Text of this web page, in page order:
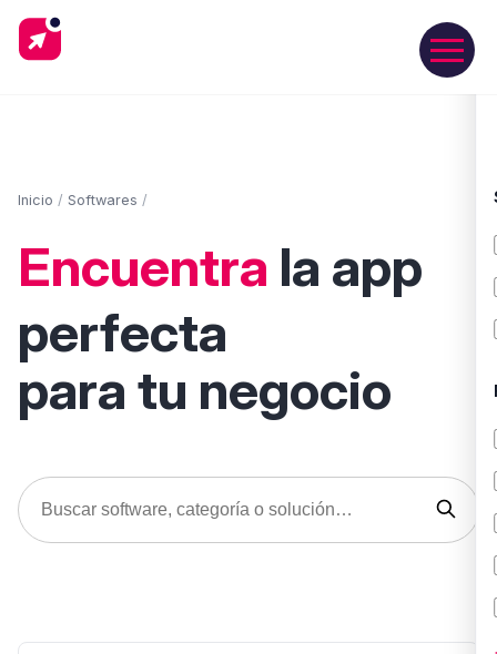
Inicio / Softwares /
Encuentra la app
perfecta
para tu negocio